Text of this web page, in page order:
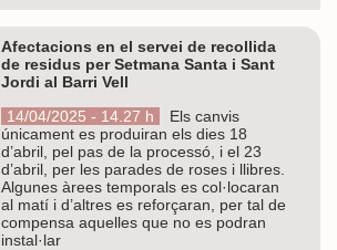
Afectacions en el servei de recollida
de residus per Setmana Santa i Sant
Jordi al Barri Vell
14/04/2025 - 14.27 h
Els canvis
únicament es produiran els dies 18
d’abril, pel pas de la processó, i el 23
d’abril, per les parades de roses i llibres.
Algunes àrees temporals es col·locaran
al matí i d’altres es reforçaran, per tal de
compensa aquelles que no es podran
instal·lar